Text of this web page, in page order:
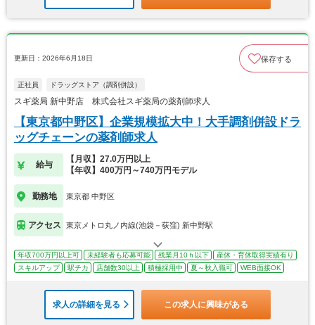
更新日：2026年6月18日 保存する
正社員 ドラッグストア（調剤併設）
スギ薬局 新中野店 株式会社スギ薬局の薬剤師求人
【東京都中野区】企業規模拡大中！大手調剤併設ドラ
ッグチェーンの薬剤師求人
給与
【月収】27.0万円以上
【年収】400万円～740万円モデル
勤務地 東京都 中野区
アクセス 東京メトロ丸ノ内線(池袋－荻窪) 新中野駅
年収700万円以上可 未経験者も応募可能 残業月10ｈ以下
産休・育休取得実績有り
スキルアップ
駅チカ 店舗数30以上 積極採用中 夏～秋入職可 WEB面接OK
求人の詳細を見る この求人に興味がある